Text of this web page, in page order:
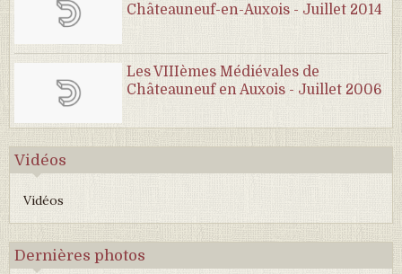
Châteauneuf-en-Auxois - Juillet 2014
Les VIIIèmes Médiévales de
Châteauneuf en Auxois - Juillet 2006
Vidéos
Vidéos
Dernières photos